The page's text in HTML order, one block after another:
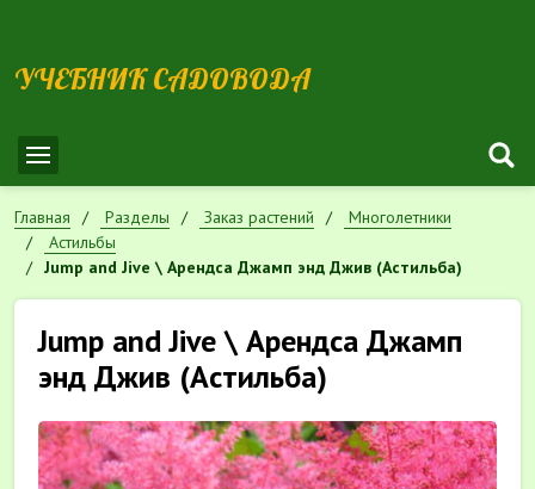
УЧЕБНИК САДОВОДА
Главная Разделы Заказ растений
Многолетники
Астильбы
Jump and Jive \ Арендса Джамп энд Джив (Астильба)
Jump and Jive \ Арендса Джамп
энд Джив (Астильба)